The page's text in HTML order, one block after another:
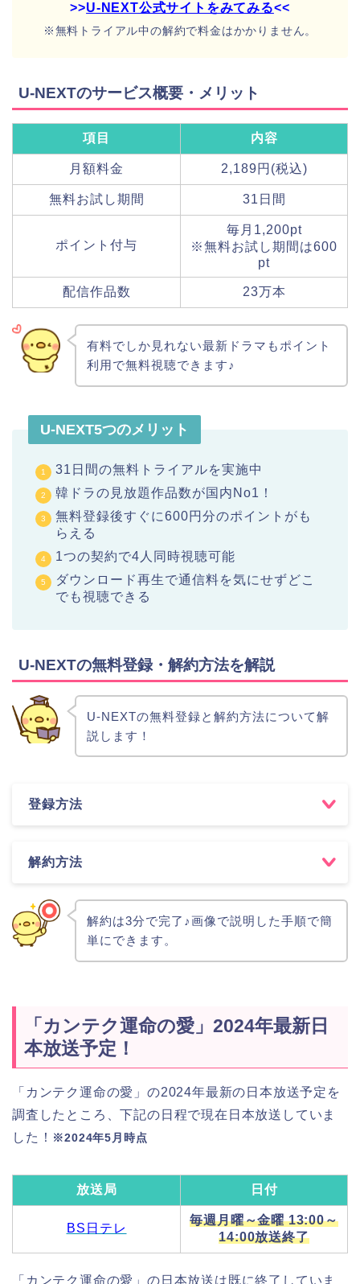
>>U-NEXT公式サイトをみてみる<<
※無料トライアル中の解約で料金はかかりません。
U-NEXTのサービス概要・メリット
項目 内容
月額料金 2,189円(税込)
無料お試し期間 31日間
ポイント付与
毎月1,200pt
※無料お試し期間は600
pt
配信作品数 23万本
有料でしか見れない最新ドラマもポイント
利用で無料視聴できます♪
U-NEXT5つのメリット
31日間の無料トライアルを実施中
韓ドラの見放題作品数が国内No1！
無料登録後すぐに600円分のポイントがも
らえる
1つの契約で4人同時視聴可能
ダウンロード再生で通信料を気にせずどこ
でも視聴できる
U-NEXTの無料登録・解約方法を解説
U-NEXTの無料登録と解約方法について解
説します！
登録方法
解約方法
解約は3分で完了♪画像で説明した手順で簡
単にできます。
「カンテク運命の愛」2024年最新日
本放送予定！
「カンテク運命の愛」の2024年最新の日本放送予定を
調査したところ、下記の日程で現在日本放送していま
した！ ※2024年5月時点
放送局 日付
BS日テレ
毎週月曜～金曜 13:00～
14:00放送終了
「カンテク運命の愛」の日本放送は既に終了していま